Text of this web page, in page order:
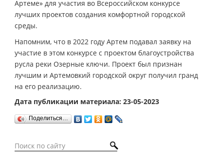
Артеме» для участия во Всероссийском конкурсе
лучших проектов создания комфортной городской
среды.
Напомним, что в 2022 году Артем подавал заявку на
участие в этом конкурсе с проектом благоустройства
русла реки Озерные ключи. Проект был признан
лучшим и Артемовкий городской округ получил гранд
на его реализацию.
Дата публикации материала: 23-05-2023
Поделиться…